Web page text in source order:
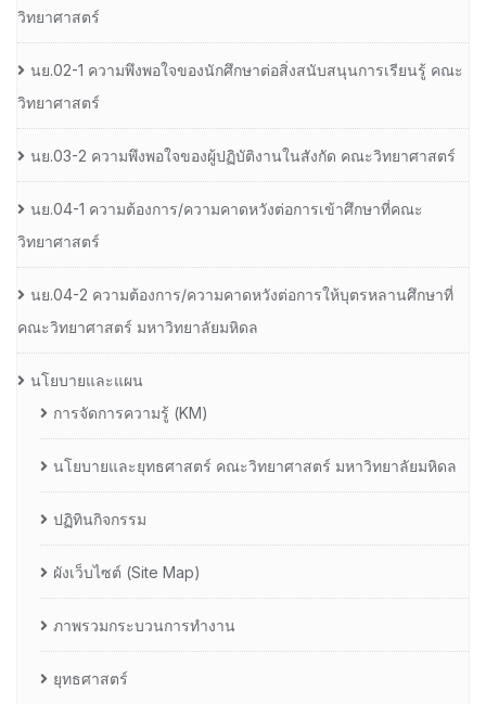
วิทยาศาสตร์
นย.02-1 ความพึงพอใจของนักศึกษาต่อสิ่งสนับสนุนการเรียนรู้ คณะ
วิทยาศาสตร์
นย.03-2 ความพึงพอใจของผู้ปฏิบัติงานในสังกัด คณะวิทยาศาสตร์
นย.04-1 ความต้องการ/ความคาดหวังต่อการเข้าศึกษาที่คณะ
วิทยาศาสตร์
นย.04-2 ความต้องการ/ความคาดหวังต่อการให้บุตรหลานศึกษาที่
คณะวิทยาศาสตร์ มหาวิทยาลัยมหิดล
นโยบายและแผน
การจัดการความรู้ (KM)
นโยบายและยุทธศาสตร์ คณะวิทยาศาสตร์ มหาวิทยาลัยมหิดล
ปฏิทินกิจกรรม
ผังเว็บไซต์ (Site Map)
ภาพรวมกระบวนการทำงาน
ยุทธศาสตร์